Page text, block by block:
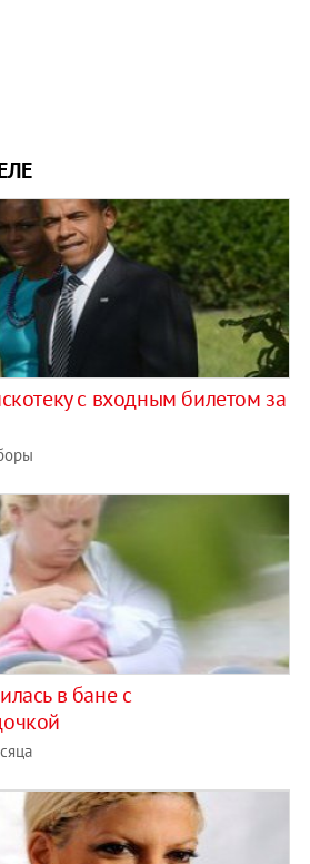
с входным билетом за
в бане с